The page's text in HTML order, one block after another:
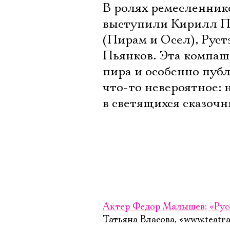
В ролях
выступили Кирилл
(Пирам и Осел),
Пьянков. Эта
пира и особенно
что-то невероятное:
в светящихся
Актер Федор Малышев:
Татьяна Власова,